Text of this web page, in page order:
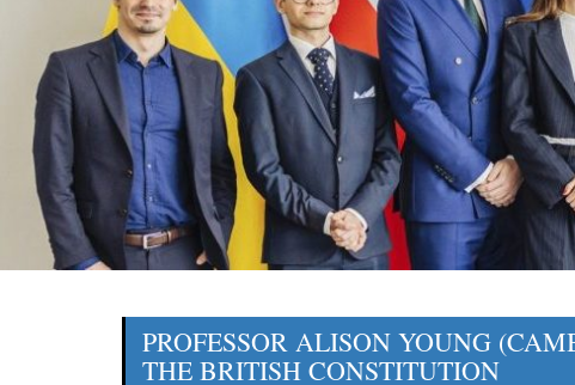
PROFESSOR ALISON YOUNG
THE BRITISH CONSTITUTION